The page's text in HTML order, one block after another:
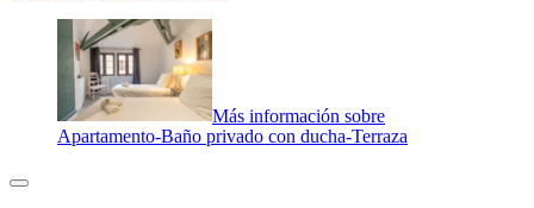
Más información sobre
Apartamento-Baño privado con ducha-Terraza